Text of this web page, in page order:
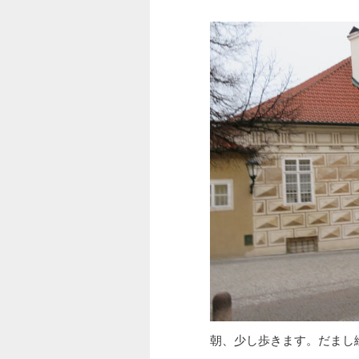
朝、少し歩きます。だまし